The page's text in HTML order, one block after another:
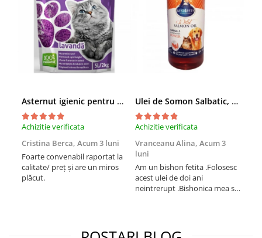
Asternut igienic pentru pisici Tofu Lavanda, Mon Petit 5 l
Achizitie verificata
Cristina Berca, Acum 3 luni
Foarte convenabil raportat la
calitate/ preț și are un miros
plăcut.
Ulei de Somon Salbatic, câini și pisici, piele si blană, BEST4PETS, 1l
Achizitie verificata
Vranceanu Alina, Acum 3
luni
Am un bishon fetita .Folosesc
acest ulei de doi ani
neintrerupt .Bishonica mea se
treia comanda recomand cu